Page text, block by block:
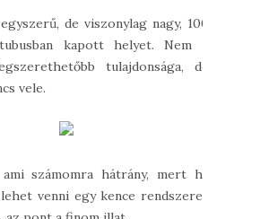
de viszonylag nagy, 100
kapott helyet. Nem a
tulajdonsága, de
vele.
számomra hátrány, mert ha
venni egy kence rendszeres